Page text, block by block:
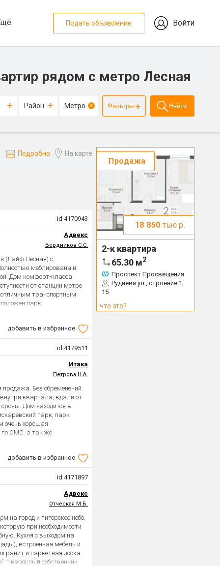
Подать объявление Войти
рядом с метро Лесная
Район Метро 1 Фильтры Найти
Подробно На карте
id 4170943
Адвекс
Бердников С.С.
(Лайф Лесная) с
меблирована и
Дом комфорт-класса
от станции метро
отличным транспортным
парк
добавить в избранное
id 4179511
Итака
Петрова Н.А.
Без обременений.
квартала, вдали от
Дом находится в
парк, парк
очень хорошая
по ОМС, а так же
добавить в избранное
id 4171897
Адвекс
Отческая М.Б.
на город и питерское небо.
при необходимости
Кухня с выходом на
встроенная мебель и
и паркетная доска.
1 взрослый собственник
Продажа
18 850 тыс.р.
2-к квартира
65.30 м2
Проспект Просвещения
Руднева ул., строение 1,
15
что это?